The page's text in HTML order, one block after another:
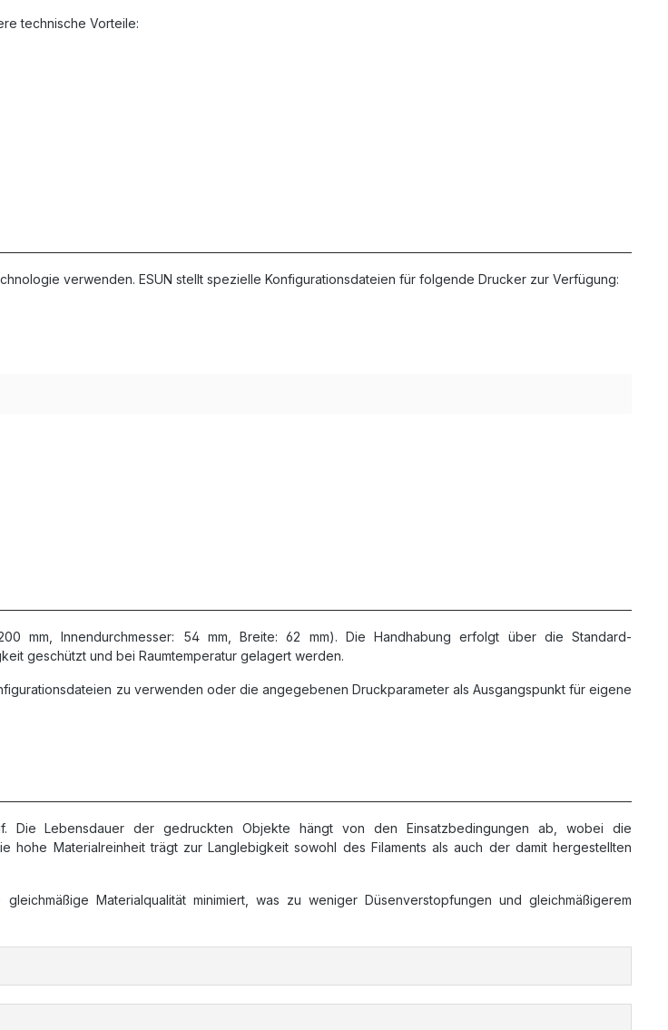
technische Vorteile:
verwenden. ESUN stellt spezielle Konfigurationsdateien für folgende Drucker zur Verfügung:
mm, Innendurchmesser: 54 mm, Breite: 62 mm). Die Handhabung erfolgt über die Standard-
geschützt und bei Raumtemperatur gelagert werden.
zu verwenden oder die angegebenen Druckparameter als Ausgangspunkt für eigene
Die Lebensdauer der gedruckten Objekte hängt von den Einsatzbedingungen ab, wobei die
hohe Materialreinheit trägt zur Langlebigkeit sowohl des Filaments als auch der damit hergestellten
Materialqualität minimiert, was zu weniger Düsenverstopfungen und gleichmäßigerem